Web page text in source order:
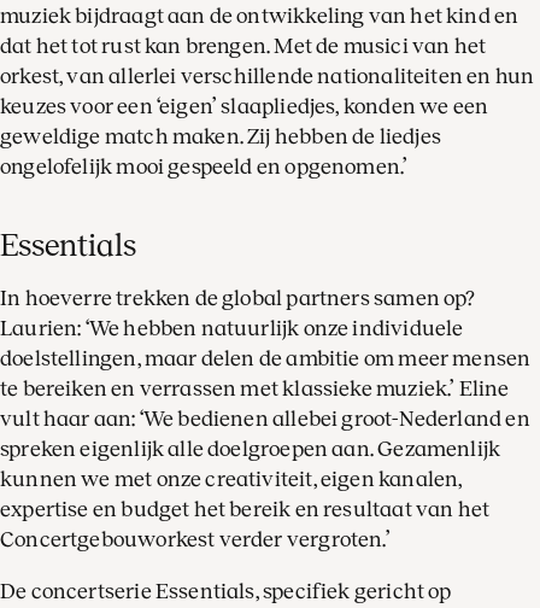
muziek bijdraagt aan de ontwikkeling van het kind en
dat het tot rust kan brengen. Met de musici van het
orkest, van allerlei verschillende nationaliteiten en hun
keuzes voor een ‘eigen’ slaapliedjes, konden we een
geweldige match maken. Zij hebben de liedjes
ongelofelijk mooi gespeeld en opgenomen.’
Essentials
In hoeverre trekken de global partners samen op?
Laurien: ‘We hebben natuurlijk onze individuele
doelstellingen, maar delen de ambitie om meer mensen
te bereiken en verrassen met klassieke muziek.’ Eline
vult haar aan: ‘We bedienen allebei groot-Nederland en
spreken eigenlijk alle doelgroepen aan. Gezamenlijk
kunnen we met onze creativiteit, eigen kanalen,
expertise en budget het bereik en resultaat van het
Concertgebouworkest verder vergroten.’
De concertserie Essentials, specifiek gericht op